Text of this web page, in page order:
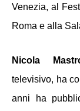
Venezia, al
Roma e alla
Nicola
televisivo, ha
anni ha